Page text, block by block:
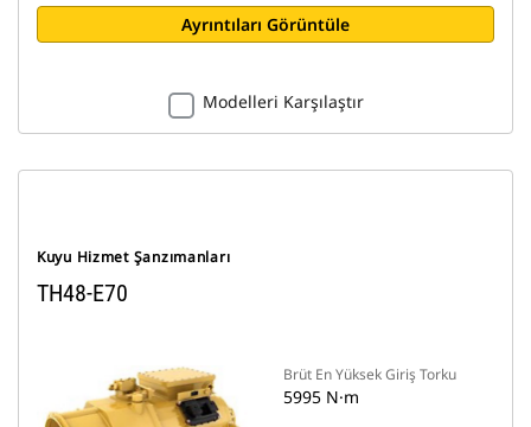
Ayrıntıları Görüntüle
Modelleri Karşılaştır
Kuyu Hizmet Şanzımanları
TH48-E70
Brüt En Yüksek Giriş Torku
5995 N·m